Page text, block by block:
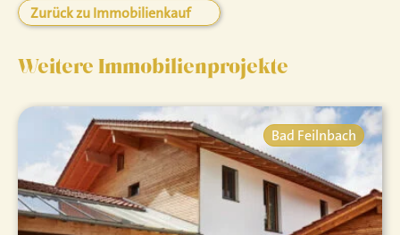
Zurück zu Immobilienkauf
Weitere Immobilienprojekte
Bad Feilnbach